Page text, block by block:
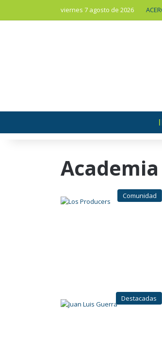
viernes 7 agosto de 2026
Comunidad
Destacadas